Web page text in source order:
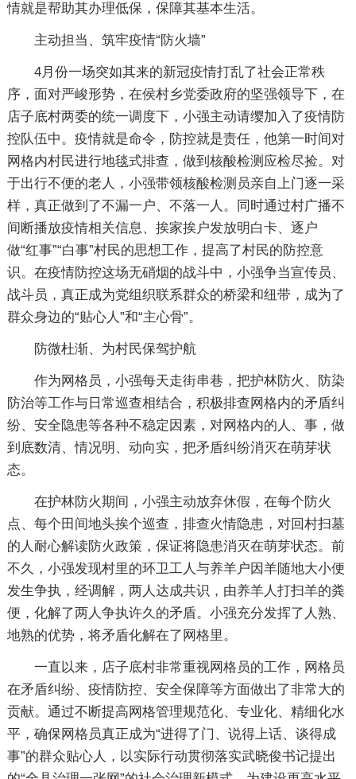
情就是帮助其办理低保，保障其基本生活。
主动担当、筑牢疫情“防火墙”
4月份一场突如其来的新冠疫情打乱了社会正常秩
序，面对严峻形势，在侯村乡党委政府的坚强领导下，在
店子底村两委的统一调度下，小强主动请缨加入了疫情防
控队伍中。疫情就是命令，防控就是责任，他第一时间对
网格内村民进行地毯式排查，做到核酸检测应检尽捡。对
于出行不便的老人，小强带领核酸检测员亲自上门逐一采
样，真正做到了不漏一户、不落一人。同时通过村广播不
间断播放疫情相关信息、挨家挨户发放明白卡、逐户
做“红事”“白事”村民的思想工作，提高了村民的防控意
识。在疫情防控这场无硝烟的战斗中，小强争当宣传员、
战斗员，真正成为党组织联系群众的桥梁和纽带，成为了
群众身边的“贴心人”和“主心骨”。
防微杜渐、为村民保驾护航
作为网格员，小强每天走街串巷，把护林防火、防染
防治等工作与日常巡查相结合，积极排查网格内的矛盾纠
纷、安全隐患等各种不稳定因素，对网格内的人、事，做
到底数清、情况明、动向实，把矛盾纠纷消灭在萌芽状
态。
在护林防火期间，小强主动放弃休假，在每个防火
点、每个田间地头挨个巡查，排查火情隐患，对回村扫墓
的人耐心解读防火政策，保证将隐患消灭在萌芽状态。前
不久，小强发现村里的环卫工人与养羊户因羊随地大小便
发生争执，经调解，两人达成共识，由养羊人打扫羊的粪
便，化解了两人争执许久的矛盾。小强充分发挥了人熟、
地熟的优势，将矛盾化解在了网格里。
一直以来，店子底村非常重视网格员的工作，网格员
在矛盾纠纷、疫情防控、安全保障等方面做出了非常大的
贡献。通过不断提高网格管理规范化、专业化、精细化水
平，确保网格员真正成为“进得了门、说得上话、谈得成
事”的群众贴心人，以实际行动贯彻落实武晓俊书记提出